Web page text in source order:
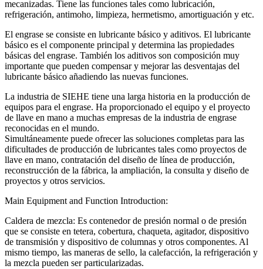
mecanizadas. Tiene las funciones tales como lubricación,
refrigeración, antimoho, limpieza, hermetismo, amortiguación y etc.
El engrase se consiste en lubricante básico y aditivos. El lubricante
básico es el componente principal y determina las propiedades
básicas del engrase. También los aditivos son composición muy
importante que pueden compensar y mejorar las desventajas del
lubricante básico añadiendo las nuevas funciones.
La industria de SIEHE tiene una larga historia en la producción de
equipos para el engrase. Ha proporcionado el equipo y el proyecto
de llave en mano a muchas empresas de la industria de engrase
reconocidas en el mundo.
Simultáneamente puede ofrecer las soluciones completas para las
dificultades de producción de lubricantes tales como proyectos de
llave en mano, contratación del diseño de línea de producción,
reconstrucción de la fábrica, la ampliación, la consulta y diseño de
proyectos y otros servicios.
Main Equipment and Function Introduction:
Caldera de mezcla: Es contenedor de presión normal o de presión
que se consiste en tetera, cobertura, chaqueta, agitador, dispositivo
de transmisión y dispositivo de columnas y otros componentes. Al
mismo tiempo, las maneras de sello, la calefacción, la refrigeración y
la mezcla pueden ser particularizadas.